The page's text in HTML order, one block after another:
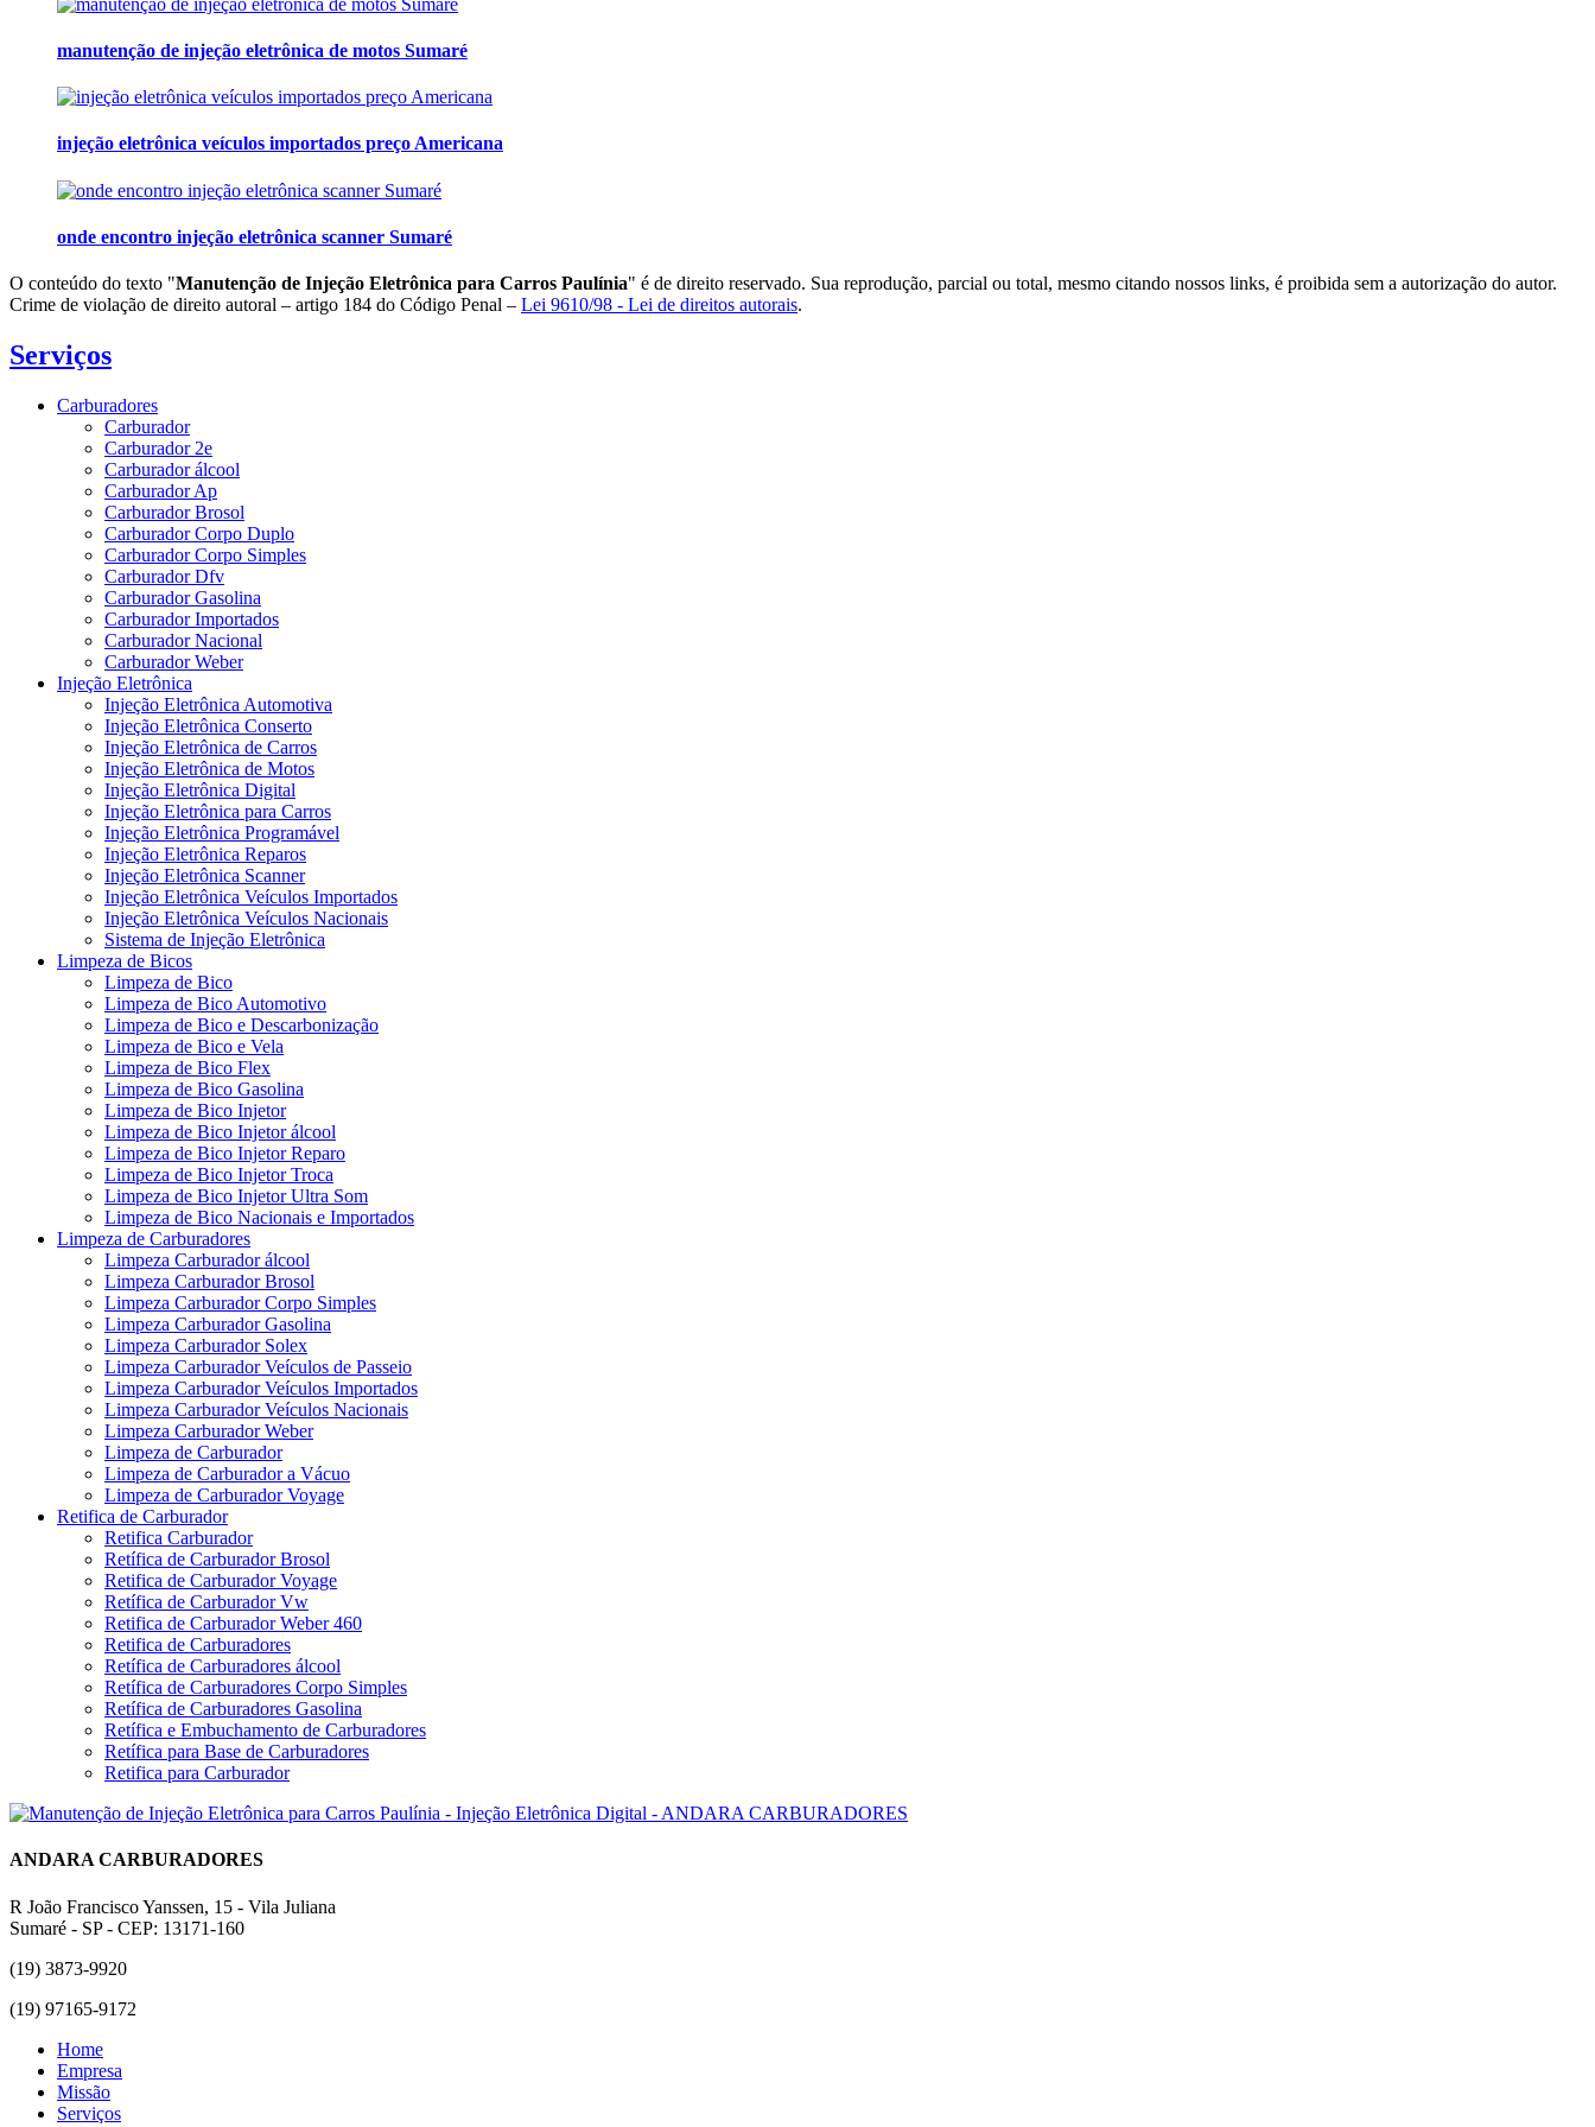
manutenção de injeção eletrônica de motos Sumaré
injeção eletrônica veículos importados preço Americana
onde encontro injeção eletrônica scanner Sumaré
O conteúdo do texto "Manutenção de Injeção Eletrônica para Carros Paulínia" é de direito reservado. Sua reprodução, parcial ou total, mesmo citando nossos links, é proibida sem a autorização do autor.
Crime de violação de direito autoral – artigo 184 do Código Penal – Lei 9610/98 - Lei de direitos autorais.
Serviços
Carburadores
Carburador
Carburador 2e
Carburador álcool
Carburador Ap
Carburador Brosol
Carburador Corpo Duplo
Carburador Corpo Simples
Carburador Dfv
Carburador Gasolina
Carburador Importados
Carburador Nacional
Carburador Weber
Injeção Eletrônica
Injeção Eletrônica Automotiva
Injeção Eletrônica Conserto
Injeção Eletrônica de Carros
Injeção Eletrônica de Motos
Injeção Eletrônica Digital
Injeção Eletrônica para Carros
Injeção Eletrônica Programável
Injeção Eletrônica Reparos
Injeção Eletrônica Scanner
Injeção Eletrônica Veículos Importados
Injeção Eletrônica Veículos Nacionais
Sistema de Injeção Eletrônica
Limpeza de Bicos
Limpeza de Bico
Limpeza de Bico Automotivo
Limpeza de Bico e Descarbonização
Limpeza de Bico e Vela
Limpeza de Bico Flex
Limpeza de Bico Gasolina
Limpeza de Bico Injetor
Limpeza de Bico Injetor álcool
Limpeza de Bico Injetor Reparo
Limpeza de Bico Injetor Troca
Limpeza de Bico Injetor Ultra Som
Limpeza de Bico Nacionais e Importados
Limpeza de Carburadores
Limpeza Carburador álcool
Limpeza Carburador Brosol
Limpeza Carburador Corpo Simples
Limpeza Carburador Gasolina
Limpeza Carburador Solex
Limpeza Carburador Veículos de Passeio
Limpeza Carburador Veículos Importados
Limpeza Carburador Veículos Nacionais
Limpeza Carburador Weber
Limpeza de Carburador
Limpeza de Carburador a Vácuo
Limpeza de Carburador Voyage
Retifica de Carburador
Retifica Carburador
Retífica de Carburador Brosol
Retifica de Carburador Voyage
Retífica de Carburador Vw
Retifica de Carburador Weber 460
Retifica de Carburadores
Retífica de Carburadores álcool
Retífica de Carburadores Corpo Simples
Retífica de Carburadores Gasolina
Retífica e Embuchamento de Carburadores
Retífica para Base de Carburadores
Retifica para Carburador
ANDARA CARBURADORES
R João Francisco Yanssen, 15 - Vila Juliana
Sumaré - SP - CEP: 13171-160
(19) 3873-9920
(19) 97165-9172
Home
Empresa
Missão
Serviços